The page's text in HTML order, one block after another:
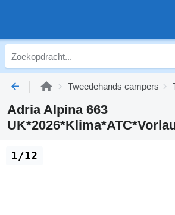
Tweedehands campers
Adria Alpina 663
1/12